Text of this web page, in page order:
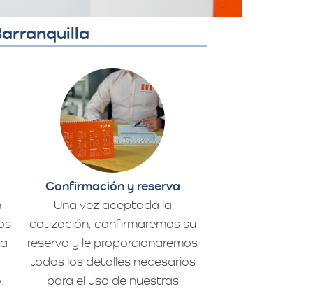
Confirmación y reserva
Una vez aceptada la
cotización, confirmaremos su
reserva y le proporcionaremos
todos los detalles necesarios
para el uso de nuestras